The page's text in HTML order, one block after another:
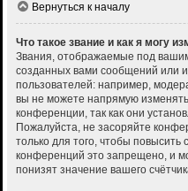
Вернуться к началу
Что такое звание и как я могу
Звания, отображаемые под
созданных вами сообщений или
пользователей: например,
вы не можете напрямую
конференции, так как они
Пожалуйста, не засоряйте
только для того, чтобы
конференций это запрещено, и
понизят значение вашего